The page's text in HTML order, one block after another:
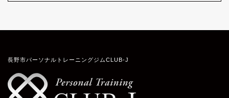
長野市パーソナルトレーニングジムCLUB-J